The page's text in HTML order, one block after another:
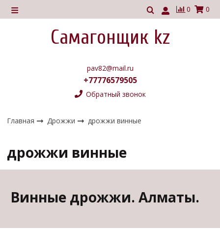
0 0
Самагонщик kz
pav82@mail.ru
+77776579505
Обратный звонок
Главная Дрожжи дрожжи винные
дрожжи винные
Винные дрожжи. Алматы.